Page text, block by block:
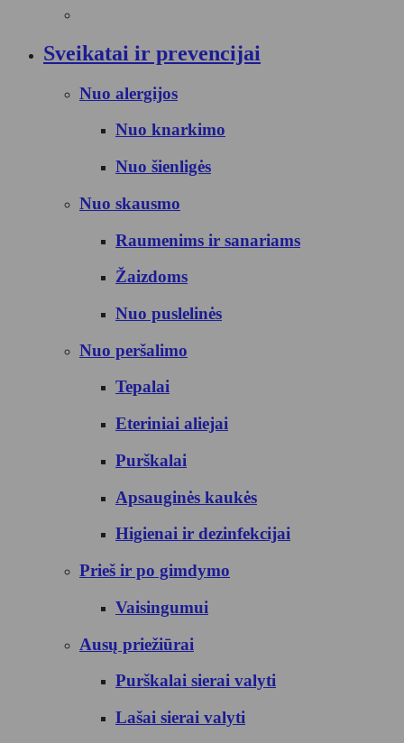
Sveikatai ir prevencijai
Nuo alergijos
Nuo knarkimo
Nuo šienligės
Nuo skausmo
Raumenims ir sanariams
Žaizdoms
Nuo puslelinės
Nuo peršalimo
Tepalai
Eteriniai aliejai
Purškalai
Apsauginės kaukės
Higienai ir dezinfekcijai
Prieš ir po gimdymo
Vaisingumui
Ausų priežiūrai
Purškalai sierai valyti
Lašai sierai valyti